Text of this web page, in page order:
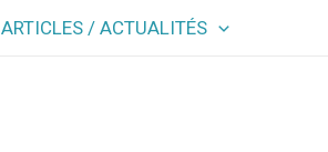
ARTICLES / ACTUALITÉS